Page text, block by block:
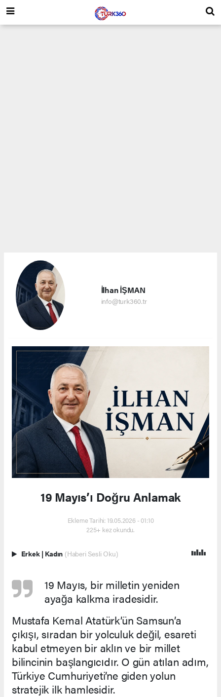
İlhan İŞMAN
info@turk360.tr
19 Mayıs’ı Doğru Anlamak
Ekleme Tarihi: 19.05.2026 - 01:10
225+ kez okundu.
Erkek | Kadın (Haberi Sesli Oku)
19 Mayıs, bir milletin yeniden
ayağa kalkma iradesidir.
Mustafa Kemal Atatürk’ün Samsun’a
çıkışı, sıradan bir yolculuk değil, esareti
kabul etmeyen bir aklın ve bir millet
bilincinin başlangıcıdır. O gün atılan adım,
Türkiye Cumhuriyeti’ne giden yolun
stratejik ilk hamlesidir.